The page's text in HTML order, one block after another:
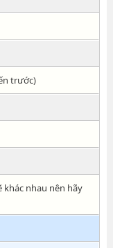
trước)
khác nhau nên hãy